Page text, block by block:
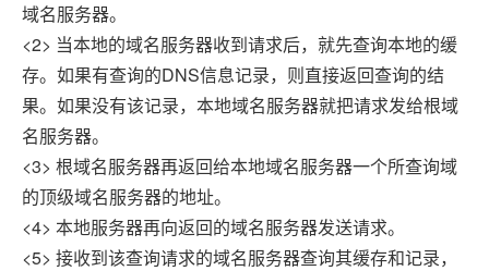
域名服务器。
<2> 当本地的域名服务器收到请求后，就先查询本地的缓
存。如果有查询的DNS信息记录，则直接返回查询的结
果。如果没有该记录，本地域名服务器就把请求发给根域
名服务器。
<3> 根域名服务器再返回给本地域名服务器一个所查询域
的顶级域名服务器的地址。
<4> 本地服务器再向返回的域名服务器发送请求。
<5> 接收到该查询请求的域名服务器查询其缓存和记录，